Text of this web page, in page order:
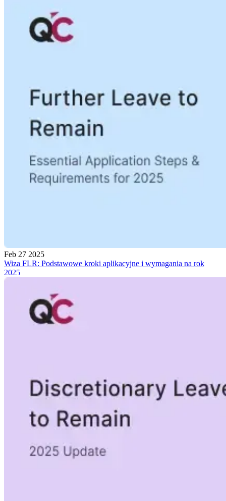
Feb 27 2025
Wiza FLR: Podstawowe kroki aplikacyjne i wymagania na rok
2025